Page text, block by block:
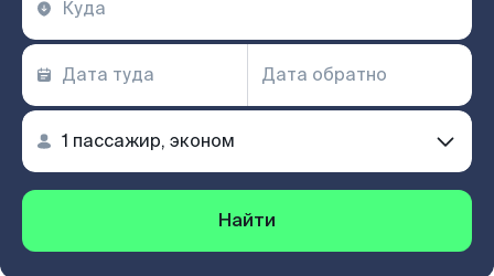
Найти